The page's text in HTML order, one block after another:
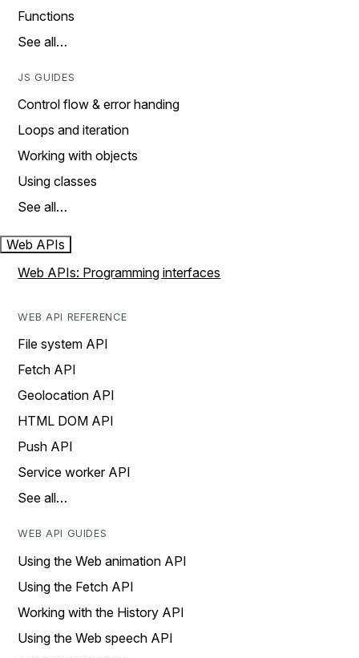
Functions
See all…
JS GUIDES
Control flow & error handing
Loops and iteration
Working with objects
Using classes
See all…
Web APIs
Web APIs: Programming interfaces
WEB API REFERENCE
File system API
Fetch API
Geolocation API
HTML DOM API
Push API
Service worker API
See all…
WEB API GUIDES
Using the Web animation API
Using the Fetch API
Working with the History API
Using the Web speech API